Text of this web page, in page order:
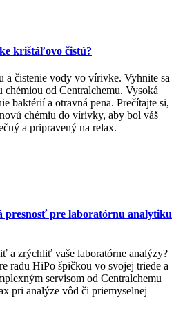
krištáľovo čistú?
a čistenie vody vo vírivke. Vyhnite sa
chémiou od Centralchemu. Vysoká
baktérií a otravná pena. Prečítajte si,
chémiu do vírivky, aby bol váš
a pripravený na relax.
presnosť pre laboratórnu analytiku
a zrýchliť vaše laboratórne analýzy?
radu HiPo špičkou vo svojej triede a
servisom od Centralchemu
pri analýze vôd či priemyselnej